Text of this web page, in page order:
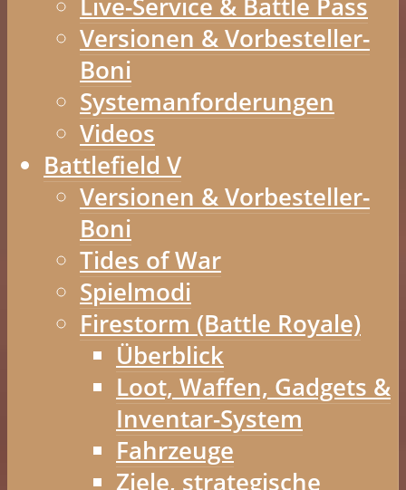
Live-Service & Battle Pass
Versionen & Vorbesteller-
Boni
Systemanforderungen
Videos
Battlefield V
Versionen & Vorbesteller-
Boni
Tides of War
Spielmodi
Firestorm (Battle Royale)
Überblick
Loot, Waffen, Gadgets &
Inventar-System
Fahrzeuge
Ziele, strategische